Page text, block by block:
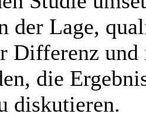
der Lage,
Differenz
die
diskutieren.